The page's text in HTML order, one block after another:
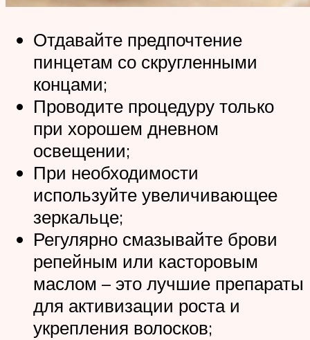
Отдавайте предпочтение
пинцетам со скругленными
концами;
Проводите процедуру только
при хорошем дневном
освещении;
При необходимости
используйте увеличивающее
зеркальце;
Регулярно смазывайте брови
репейным или касторовым
маслом – это лучшие препараты
для активизации роста и
укрепления волосков;